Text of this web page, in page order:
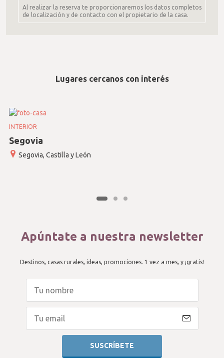
Al realizar la reserva te proporcionaremos los datos completos
de localización y de contacto con el propietario de la casa.
Lugares cercanos con interés
INTERIOR
Segovia
Segovia, Castilla y León
Apúntate a nuestra newsletter
Destinos, casas rurales, ideas, promociones. 1 vez a mes, y ¡gratis!